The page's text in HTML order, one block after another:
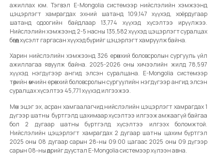
ажиллах юм. Тэгвэл E-Mongolia системээр нийслэлийн хэмжээнд
цэцэрлэгт хамрагдах эхний шатанд 109,147 хүүхэд, хоёрдугаар
шатанд одоогийн байдлаар 13,774 хүүхэд хүсэлтээ ирүүлжээ.
Нийслэлийн хэмжээнд 2-5 насны 135,582 хүүхэд цэцэрлэгт суралцах
бөгөөд хүсэлт гаргасан хүүхэд бүрийг цэцэрлэгт хамруулж байна.
Харин нийслэлийн хэмжээнд 326 ерөнхий боловсролын сургууль үйл
ажиллагаа явуулж байна. 2025-2026 оны хичээлийн жилд 78,597
хүүхэд нэгдүгээр ангид элсэн суралцана. E-Mongolia системээр
төрийн өмчийн ерөнхий боловсролын сургуулийн нэгдүгээр ангид элсэн
суралцах хүсэлтээ 45,771 хүүхэд илгээжээ.
Мөн эцэг эх, асран хамгаалагчид нийслэлийн цэцэрлэгт хамрагдах 1
дүгээр шатны бүртгэлд цахимаар хүсэлтээ илгээж амжаагүй байгаа
бол 2 дугаар шатны бүртгэлд хүсэлтээ илгээх боломжтой.
Нийслэлийн цэцэрлэгт хамрагдах 2 дугаар шатны цахим бүртгэл
2025 оны 08 дугаар сарын 28-ны 09:00 цагаас 2025 оны 09 дүгээр
сарын 08-ны өдрийг дуустал E-Mongolia системээр хүлээн авна.